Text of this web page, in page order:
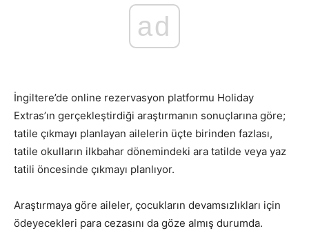
ad
İngiltere’de online rezervasyon platformu Holiday
Extras’ın gerçekleştirdiği araştırmanın sonuçlarına göre;
tatile çıkmayı planlayan ailelerin üçte birinden fazlası,
tatile okulların ilkbahar dönemindeki ara tatilde veya yaz
tatili öncesinde çıkmayı planlıyor.
Araştırmaya göre aileler, çocukların devamsızlıkları için
ödeyecekleri para cezasını da göze almış durumda.